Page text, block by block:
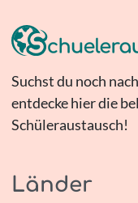
Suchst du noch
entdecke hier die
Schüleraustausch!
Länder